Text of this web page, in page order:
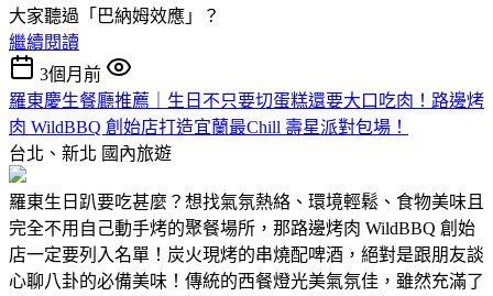
大家聽過「巴納姆效應」？
繼續閱讀
3個月前
羅東慶生餐廳推薦｜生日不只要切蛋糕還要大口吃肉！路邊烤
肉 WildBBQ 創始店打造宜蘭最Chill 壽星派對包場！
台北、新北 國內旅遊
羅東生日趴要吃甚麼？想找氣氛熱絡、環境輕鬆、食物美味且
完全不用自己動手烤的聚餐場所，那路邊烤肉 WildBBQ 創始
店一定要列入名單！炭火現烤的串燒配啤酒，絕對是跟朋友談
心聊八卦的必備美味！傳統的西餐燈光美氣氛佳，雖然充滿了